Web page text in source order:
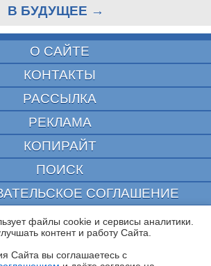
В БУДУЩЕЕ →
О САЙТЕ
КОНТАКТЫ
РАССЫЛКА
РЕКЛАМА
КОПИРАЙТ
ПОИСК
СОГЛАШЕНИЕ
ЗАЩИЩЕНО CURATOR
периодическое издание "3ДНьюс" | Свидетельство о
по надзору за соблюдением законодательства в сфере
файлы cookie и сервисы аналитики.
контент и работу Cайта.
Cайта вы соглашаетесь с